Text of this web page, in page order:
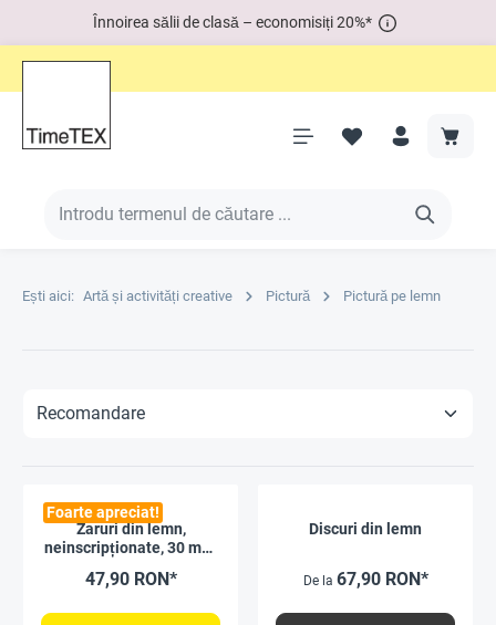
Înnoirea sălii de clasă – economisiți 20%*
Ești aici: Artă și activități creative Pictură Pictură pe lemn
Foarte apreciat!
Zaruri din lemn,
neinscripționate, 30 mm,
47,90 RON*
Discuri din lemn
De la 67,90 RON*